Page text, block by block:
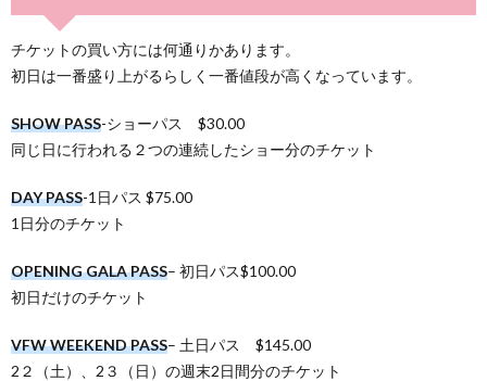
チケットの買い方には何通りかあります。
初日は一番盛り上がるらしく一番値段が高くなっています。
SHOW PASS-ショーパス $30.00
同じ日に行われる２つの連続したショー分のチケット
DAY PASS-1日パス $75.00
1日分のチケット
OPENING GALA PASS– 初日パス$100.00
初日だけのチケット
VFW WEEKEND PASS– 土日パス $145.00
2２（土）、2３（日）の週末2日間分のチケット